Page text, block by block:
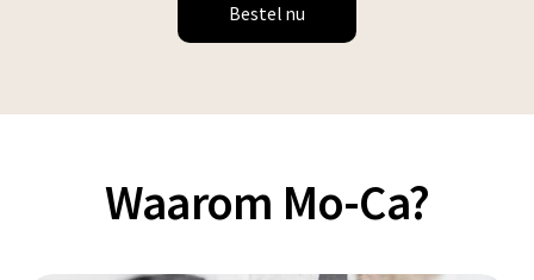
Bestel nu
Waarom Mo-Ca?